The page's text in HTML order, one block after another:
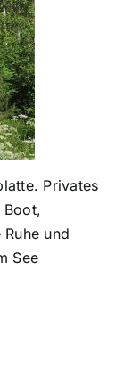
Privates
Boot,
und
See